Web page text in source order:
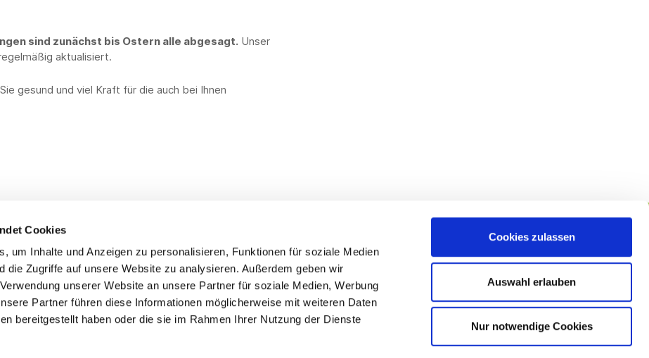
Cookies
um Inhalte und Anzeigen zu personalisieren, Funktionen für soziale Medien
die Zugriffe auf unsere Website zu analysieren. Außerdem geben wir
unserer Website an unsere Partner für soziale Medien, Werbung
Partner führen diese Informationen möglicherweise mit weiteren Daten
bereitgestellt haben oder die sie im Rahmen Ihrer Nutzung der Dienste
Cookies zulassen
Auswahl erlauben
Nur notwendige Cookies
sind zunächst bis Ostern alle abgesagt. Unser
aktualisiert.
gesund und viel Kraft für die auch bei Ihnen
Service
Impressum
Folgen Sie uns